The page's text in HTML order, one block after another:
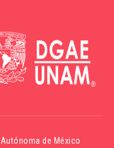
de México